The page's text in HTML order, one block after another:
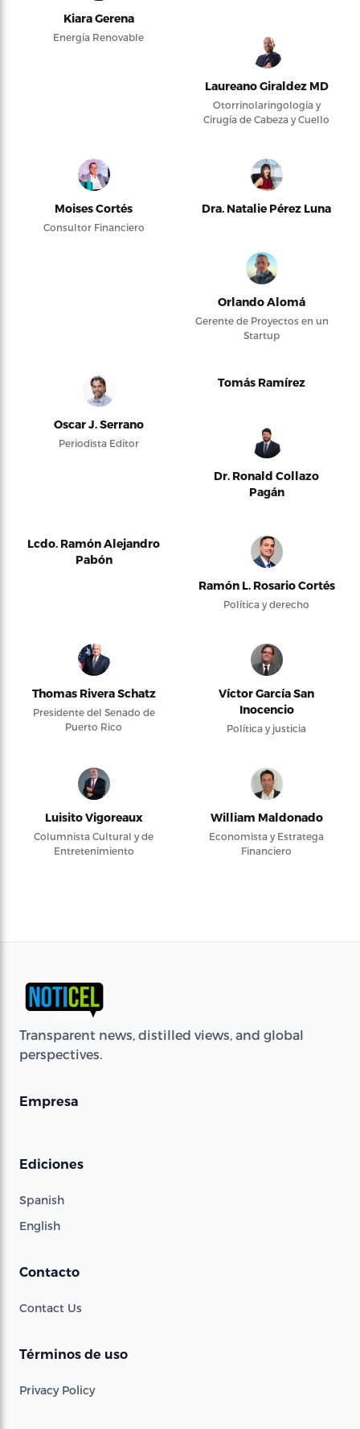
Kiara Gerena
Energía Renovable
Laureano Giraldez MD
Otorrinolaringología y
Cirugía de Cabeza y Cuello
Moises Cortés
Consultor Financiero
Dra. Natalie Pérez Luna
Orlando Alomá
Gerente de Proyectos en un
Startup
Oscar J. Serrano
Periodista Editor
Tomás Ramírez
Dr. Ronald Collazo
Pagán
Lcdo. Ramón Alejandro
Pabón
Ramón L. Rosario Cortés
Política y derecho
Thomas Rivera Schatz
Presidente del Senado de
Puerto Rico
Víctor García San
Inocencio
Política y justicia
Luisito Vigoreaux
Columnista Cultural y de
Entretenimiento
William Maldonado
Economista y Estratega
Financiero
Transparent news, distilled views, and global
perspectives.
Empresa
Ediciones
Spanish
English
Contacto
Contact Us
Términos de uso
Privacy Policy